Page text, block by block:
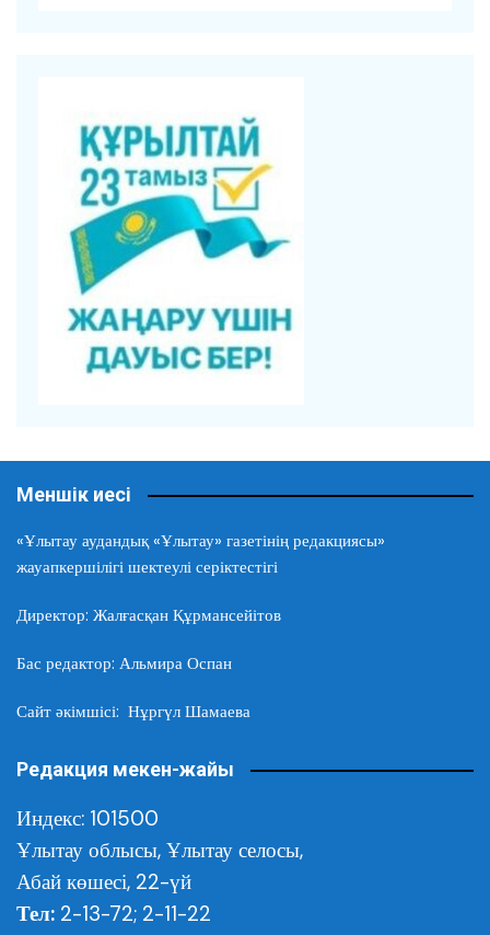
Меншік иесі
«Ұлытау аудандық «Ұлытау» газетінің редакциясы»
жауапкершілігі шектеулі серіктестігі
Директор: Жалғасқан Құрмансейітов
Бас редактор: Альмира Оспан
Сайт әкімшісі: Нұргүл Шамаева
Редакция мекен-жайы
Индекс: 101500
Ұлытау облысы, Ұлытау селосы,
Абай көшесі, 22-үй
Тел: 2-13-72; 2-11-22